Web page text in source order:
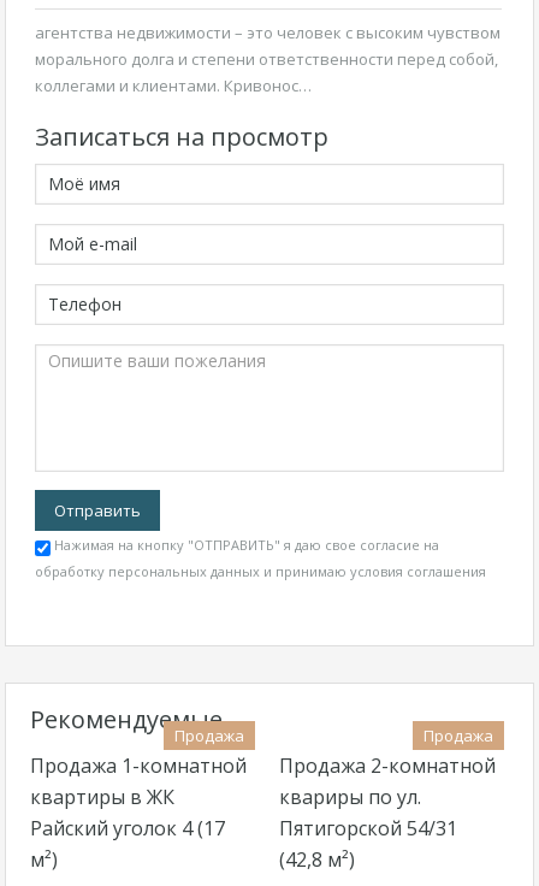
агентства недвижимости – это человек с высоким чувством
морального долга и степени ответственности перед собой,
коллегами и клиентами. Кривонос…
Записаться на просмотр
Нажимая на кнопку "ОТПРАВИТЬ" я даю свое согласие на
обработку персональных данных и принимаю условия соглашения
Рекомендуемые
Продажа
Продажа 1-комнатной
квартиры в ЖК
Райский уголок 4 (17
м²)
Продажа
Продажа 2-комнатной
квариры по ул.
Пятигорской 54/31
(42,8 м²)